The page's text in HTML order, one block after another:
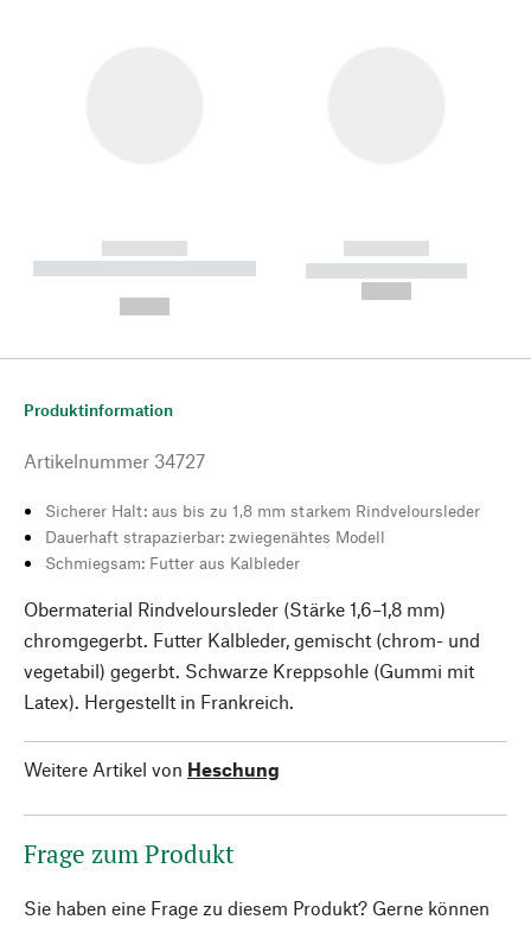
------------
----------- ----------- --------
------------
----------- -----------
Produktinformation
Artikelnummer 34727
Sicherer Halt: aus bis zu 1,8 mm starkem Rindveloursleder
Dauerhaft strapazierbar: zwiegenähtes Modell
Schmiegsam: Futter aus Kalbleder
Obermaterial Rindveloursleder (Stärke 1,6–1,8 mm)
chromgegerbt. Futter Kalbleder, gemischt (chrom- und
vegetabil) gegerbt. Schwarze Kreppsohle (Gummi mit
Latex). Hergestellt in Frankreich.
Weitere Artikel von Heschung
Frage zum Produkt
Sie haben eine Frage zu diesem Produkt? Gerne können